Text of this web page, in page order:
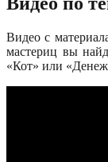
Видео с
мастериц вы
«Кот» или